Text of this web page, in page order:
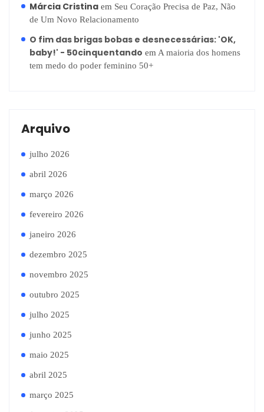
Márcia Cristina em Seu Coração Precisa de Paz, Não
de Um Novo Relacionamento
O fim das brigas bobas e desnecessárias: 'OK,
baby!' - 50cinquentando em A maioria dos homens
tem medo do poder feminino 50+
Arquivo
julho 2026
abril 2026
março 2026
fevereiro 2026
janeiro 2026
dezembro 2025
novembro 2025
outubro 2025
julho 2025
junho 2025
maio 2025
abril 2025
março 2025